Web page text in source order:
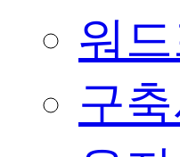
워
구